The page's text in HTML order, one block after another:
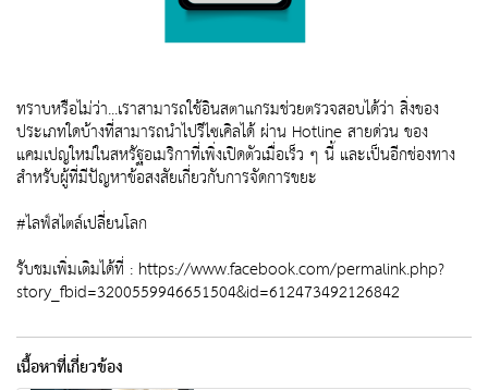
ทราบหรือไม่ว่า...เราสามารถใช้อินสตาแกรมช่วยตรวจสอบได้ว่า สิ่งของ
ประเภทใดบ้างที่สามารถนำไปรีไซเคิลได้ ผ่าน Hotline สายด่วน ของ
แคมเปญใหม่ในสหรัฐอเมริกาที่เพิ่งเปิดตัวเมื่อเร็ว ๆ นี้ และเป็นอีกช่องทาง
สำหรับผู้ที่มีปัญหาข้อสงสัยเกี่ยวกับการจัดการขยะ
#ไลฟ์สไตล์เปลี่ยนโลก
รับชมเพิ่มเติมได้ที่ : https://www.facebook.com/permalink.php?
story_fbid=3200559946651504&id=612473492126842
เนื้อหาที่เกี่ยวข้อง